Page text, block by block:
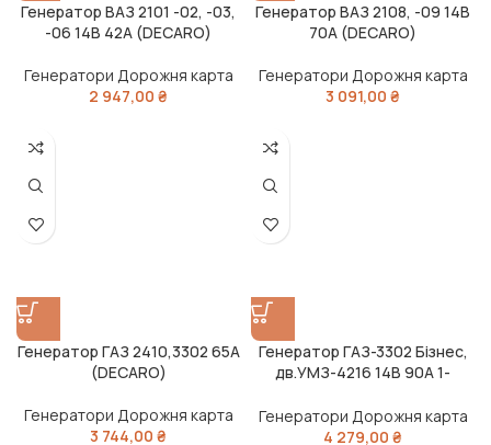
Генератор ВАЗ 2101 -02, -03,
-06 14В 42А (DECARO)
Генератори Дорожня карта
2 947,00 ₴
Генератор ВАЗ 2108, -09 14В
70А (DECARO)
Генератори Дорожня карта
3 091,00 ₴
Генератор ГАЗ 2410,3302 65А
(DECARO)
Генератори Дорожня карта
3 744,00 ₴
Генератор ГАЗ-3302 Бізнес,
дв.УМЗ-4216 14В 90А 1-
Генератори Дорожня карта
4 279,00 ₴